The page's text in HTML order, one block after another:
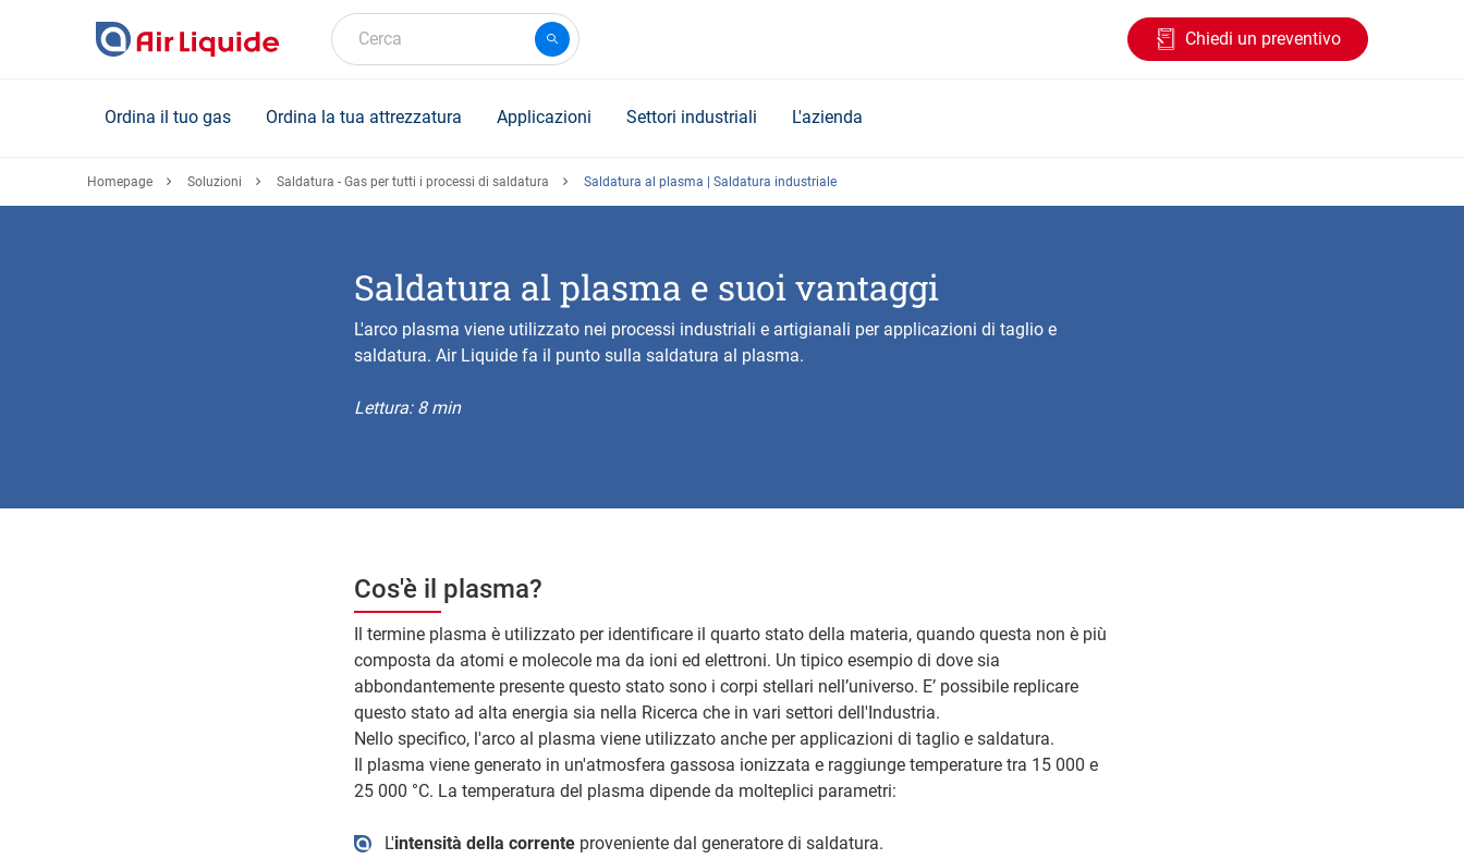
Cerca Chiedi un preventivo
Ordina il tuo gas Ordina la tua attrezzatura Applicazioni Settori industriali L'azienda
Homepage Soluzioni Saldatura - Gas per tutti i processi di saldatura Saldatura al plasma | Saldatura industriale
Saldatura al plasma e suoi vantaggi
L'arco plasma viene utilizzato nei processi industriali e artigianali per applicazioni di taglio e
saldatura. Air Liquide fa il punto sulla saldatura al plasma.
Lettura: 8 min
Cos'è il plasma?
Il termine plasma è utilizzato per identificare il quarto stato della materia, quando questa non è più
composta da atomi e molecole ma da ioni ed elettroni. Un tipico esempio di dove sia
abbondantemente presente questo stato sono i corpi stellari nell’universo. E’ possibile replicare
questo stato ad alta energia sia nella Ricerca che in vari settori dell'Industria.
Nello specifico, l'arco al plasma viene utilizzato anche per applicazioni di taglio e saldatura.
Il plasma viene generato in un'atmosfera gassosa ionizzata e raggiunge temperature tra 15 000 e
25 000 °C. La temperatura del plasma dipende da molteplici parametri:
L'intensità della corrente proveniente dal generatore di saldatura.